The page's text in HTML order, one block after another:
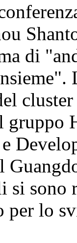
di
gruppo
sono
per lo